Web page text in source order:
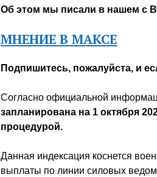
Об этом мы писали в нашем с
МНЕНИЕ В МАКСЕ
Подпишитесь, пожалуйста, и
Согласно официальной
запланирована на 1 октября
процедурой.
Данная индексация коснется
выплаты по линии силовых